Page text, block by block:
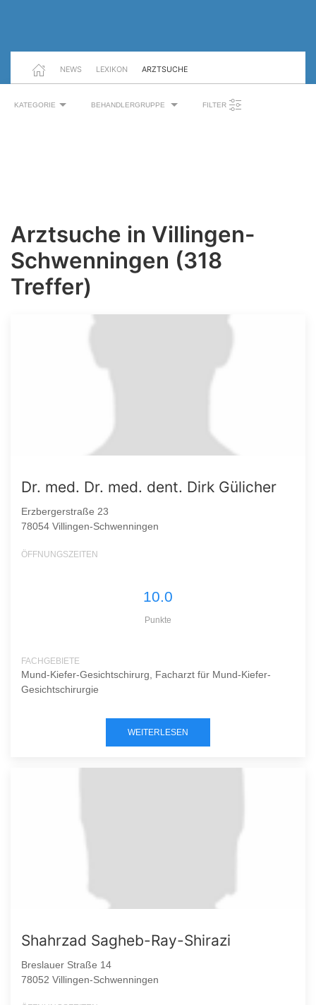
NEWS LEXIKON ARZTSUCHE
KATEGORIE BEHANDLERGRUPPE FILTER
Arztsuche in Villingen-
Schwenningen (318
Treffer)
Dr. med. Dr. med. dent. Dirk Gülicher
Erzbergerstraße 23
78054 Villingen-Schwenningen
ÖFFNUNGSZEITEN
10.0
Punkte
FACHGEBIETE
Mund-Kiefer-Gesichtschirurg, Facharzt für Mund-Kiefer-
Gesichtschirurgie
WEITERLESEN
Shahrzad Sagheb-Ray-Shirazi
Breslauer Straße 14
78052 Villingen-Schwenningen